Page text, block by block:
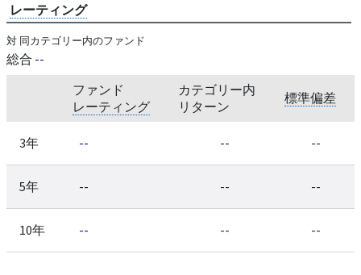
レーティング
対 同カテゴリー内のファンド
総合 --
ファンド
レーティング
カテゴリー内
リターン
標準偏差
3年 -- -- --
5年 -- -- --
10年 -- -- --